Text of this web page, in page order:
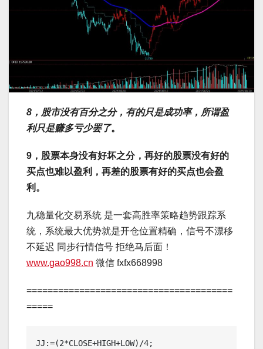
8，股市没有百分之分，有的只是成功率，所谓盈
利只是赚多亏少罢了。
9，股票本身没有好坏之分，再好的股票没有好的
买点也难以盈利，再差的股票有好的买点也会盈
利。
九稳量化交易系统 是一套高胜率策略趋势跟踪系
统，系统最大优势就是开仓位置精确，信号不漂移
不延迟 同步行情信号 拒绝马后面！
www.gao998.cn 微信 fxfx668998
=======================================
=====
JJ:=(2*CLOSE+HIGH+LOW)/4;